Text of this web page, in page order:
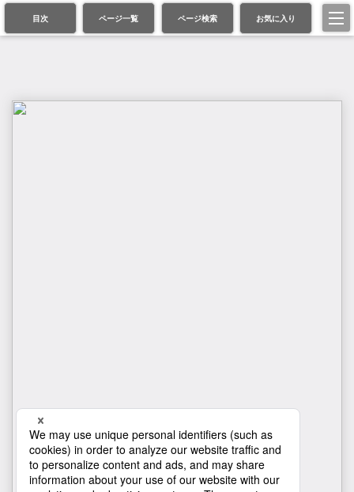
目次 ページ一覧 ページ検索 お気に入り